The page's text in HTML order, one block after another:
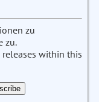
zu
zu.
within this